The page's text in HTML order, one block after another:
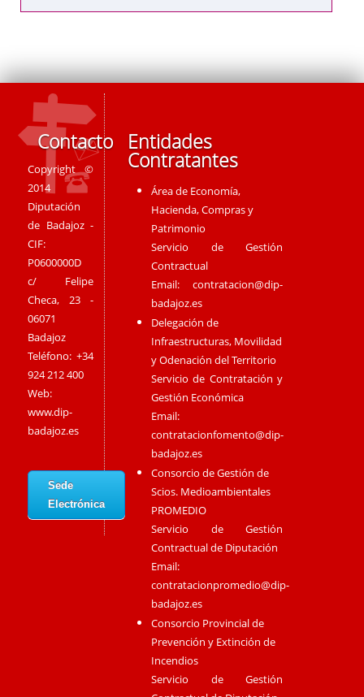
Contacto
Copyright ©
2014
Diputación
de Badajoz -
CIF:
P0600000D
c/ Felipe
Checa, 23 -
06071
Badajoz
Teléfono: +34
924 212 400
Web:
www.dip-
badajoz.es
Sede
Electrónica
Entidades
Contratantes
Área de Economía,
Hacienda, Compras y
Patrimonio
Servicio de Gestión
Contractual
Email:contratacion@dip-
badajoz.es
Delegación de
Infraestructuras, Movilidad
y Odenación del Territorio
Servicio de Contratación y
Gestión Económica
Email:
contratacionfomento@dip-
badajoz.es
Consorcio de Gestión de
Scios. Medioambientales
PROMEDIO
Servicio de Gestión
Contractual de Diputación
Email:
contratacionpromedio@dip-
badajoz.es
Consorcio Provincial de
Prevención y Extinción de
Incendios
Servicio de Gestión